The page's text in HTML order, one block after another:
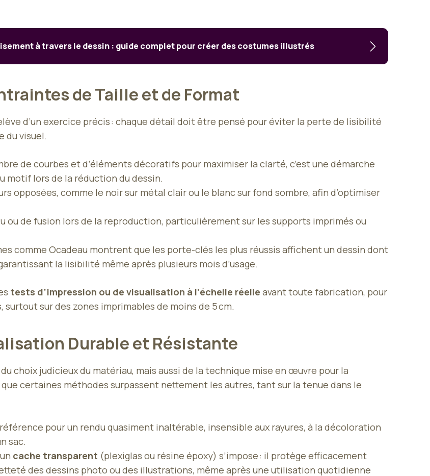
à travers le dessin : guide complet pour créer des costumes illustrés
de Taille et de Format
d’un exercice précis : chaque détail doit être pensé pour éviter la perte de lisibilité
du visuel.
de courbes et d’éléments décoratifs pour maximiser la clarté, c’est une démarche
motif lors de la réduction du dessin.
opposées, comme le noir sur métal clair ou le blanc sur fond sombre, afin d’optimiser
ou de fusion lors de la reproduction, particulièrement sur les supports imprimés ou
comme Ocadeau montrent que les porte-clés les plus réussis affichent un dessin dont
la lisibilité même après plusieurs mois d’usage.
tests d’impression ou de visualisation à l’échelle réelle avant toute fabrication, pour
sur des zones imprimables de moins de 5 cm.
Durable et Résistante
choix judicieux du matériau, mais aussi de la technique mise en œuvre pour la
certaines méthodes surpassent nettement les autres, tant sur la tenue dans le
pour un rendu quasiment inaltérable, insensible aux rayures, à la décoloration
sac.
cache transparent (plexiglas ou résine époxy) s’impose : il protège efficacement
des dessins photo ou des illustrations, même après une utilisation quotidienne